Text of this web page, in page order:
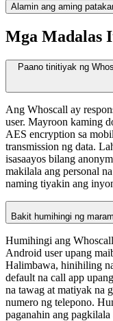
Alamin ang aming
Mga Madalas
Paano tinitiyak ng
Ang Whoscall ay
user. Mayroon kaming
AES encryption sa
transmission ng data.
isasaayos bilang
makilala ang personal
naming tiyakin ang
Bakit humihingi ng
Humihingi ang
Android user upang
Halimbawa, hinihiling
default na call app
na tawag at matiyak na
numero ng telepono.
paganahin ang